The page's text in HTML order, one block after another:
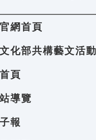
網首頁
化部共構藝文活
頁
導覽
報